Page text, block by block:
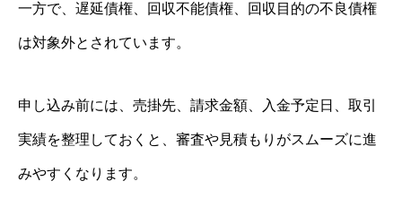
一方で、遅延債権、回収不能債権、回収目的の不良債権
は対象外とされています。
申し込み前には、売掛先、請求金額、入金予定日、取引
実績を整理しておくと、審査や見積もりがスムーズに進
みやすくなります。